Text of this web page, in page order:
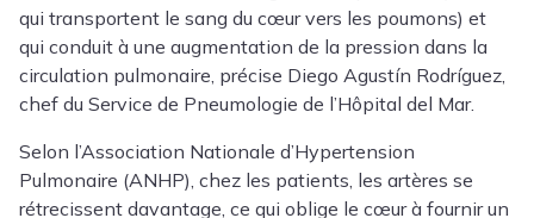
qui transportent le sang du cœur vers les poumons) et
qui conduit à une augmentation de la pression dans la
circulation pulmonaire, précise Diego Agustín Rodríguez,
chef du Service de Pneumologie de l’Hôpital del Mar.
Selon l’Association Nationale d’Hypertension
Pulmonaire (ANHP), chez les patients, les artères se
rétrecissent davantage, ce qui oblige le cœur à fournir un